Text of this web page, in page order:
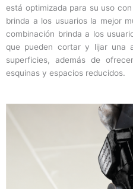
está optimizada para su uso
brinda a los usuarios la mejor
combinación brinda a los
que pueden cortar y lijar una
superficies, además de
esquinas y espacios reducidos.